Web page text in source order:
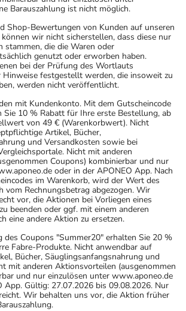
Barauszahlung ist nicht möglich.
Shop-Bewertungen von Kunden auf unseren
wir nicht sicherstellen, dass diese nur
stammen, die die Waren oder
genutzt oder erworben haben.
bei der Prüfung des Wortlauts
festgestellt werden, die insoweit zu
werden nicht veröffentlicht.
mit Kundenkonto. Mit dem Gutscheincode
Sie 10 % Rabatt für Ihre erste Bestellung, ab
von 49 € (Warenkorbwert). Nicht
Artikel, Bücher,
und Versandkosten sowie bei
Nicht mit anderen
Coupons) kombinierbar und nur
oder in der APONEO App. Nach
im Warenkorb, wird der Wert des
vom Rechnungsbetrag abgezogen. Wir
vor, die Aktionen bei Vorliegen eines
beenden oder ggf. mit einem anderen
eine andere Aktion zu ersetzen.
des Coupons "Summer20" erhalten Sie 20 %
Fabre-Produkte. Nicht anwendbar auf
Bücher, Säuglingsanfangsnahrung und
mit anderen Aktionsvorteilen (ausgenommen
und nur einzulösen unter www.aponeo.de
App. Gültig: 27.07.2026 bis 09.08.2026. Nur
Wir behalten uns vor, die Aktion früher